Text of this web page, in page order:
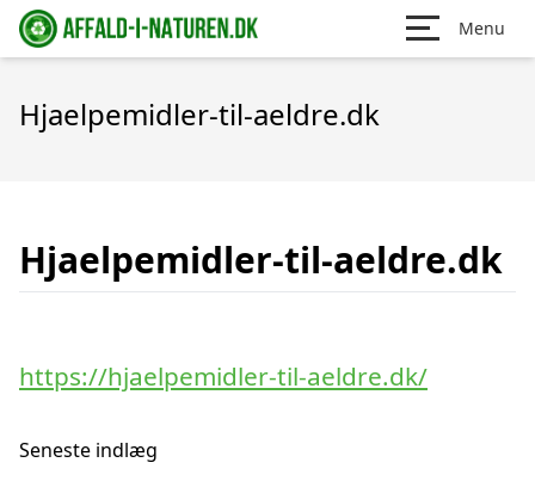
Menu
Hjaelpemidler-til-aeldre.dk
Hjaelpemidler-til-aeldre.dk
https://hjaelpemidler-til-aeldre.dk/
Seneste indlæg